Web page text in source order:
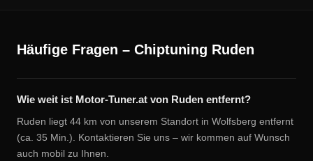
Häufige Fragen – Chiptuning Ruden
Wie weit ist Motor-Tuner.at von Ruden entfernt?
Ruden liegt 44 km von unserem Standort in Wolfsberg entfernt
(ca. 35 Min.). Kontaktieren Sie uns – wir kommen auf Wunsch
auch mobil zu Ihnen.